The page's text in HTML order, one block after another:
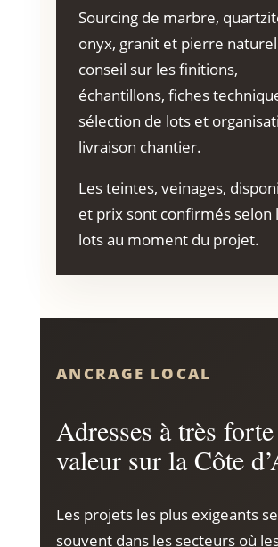
Sourcing de marbre,
onyx, granit et pierre
conseil sur les finitions,
échantillons, fiches
sélection de lots et
livraison chantier.
Les teintes, veinages,
et prix sont confirmés selon
lots au moment du projet.
ANCRAGE LOCAL
Adresses à très forte
valeur sur la Côte
Les projets les plus exigeants
souvent dans les secteurs où